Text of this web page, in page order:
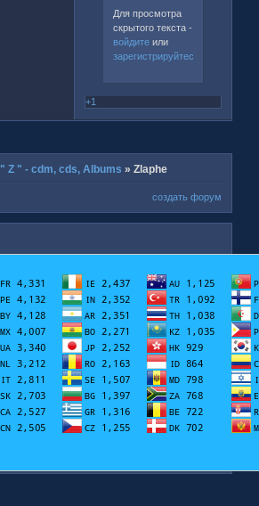
Для просмотра
скрытого текста -
войдитеили
зарегистрируйтесь
+1
" Z " - cdm, cds, Albums »Zlaphe
создать форум